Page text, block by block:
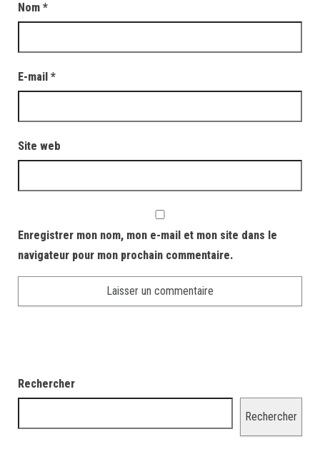
Nom *
E-mail *
Site web
Enregistrer mon nom, mon e-mail et mon site dans le
navigateur pour mon prochain commentaire.
Rechercher
Rechercher